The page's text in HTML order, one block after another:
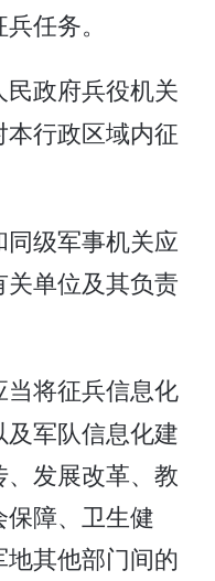
任务。
政府兵役机关
行政区域内征
级军事机关应
单位及其负责
将征兵信息化
军队信息化建
发展改革、教
障、卫生健
其他部门间的